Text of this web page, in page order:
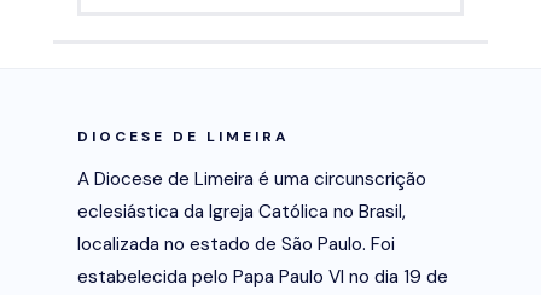
DIOCESE DE LIMEIRA
A Diocese de Limeira é uma circunscrição
eclesiástica da Igreja Católica no Brasil,
localizada no estado de São Paulo. Foi
estabelecida pelo Papa Paulo VI no dia 19 de